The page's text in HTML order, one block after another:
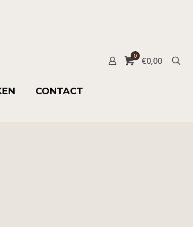
CONTACT
0 €0,00